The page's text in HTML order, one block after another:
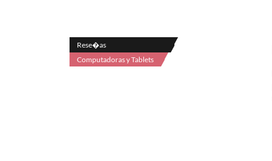
Rese�as
Computadoras y Tablets